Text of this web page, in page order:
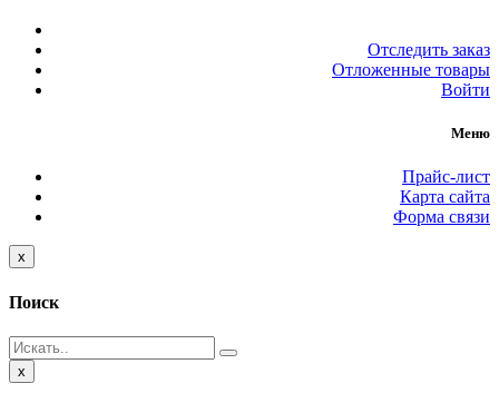
Отследить заказ
Отложенные товары
Войти
Меню
Прайс-лист
Карта сайта
Форма связи
x
Поиск
x